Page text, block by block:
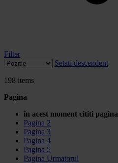
Filter
Setati descendent
198 items
Pagina
în acest moment cititi pagina
Pagina 2
Pagina 3
Pagina 4
Pagina 5
Pagina Urmatorul